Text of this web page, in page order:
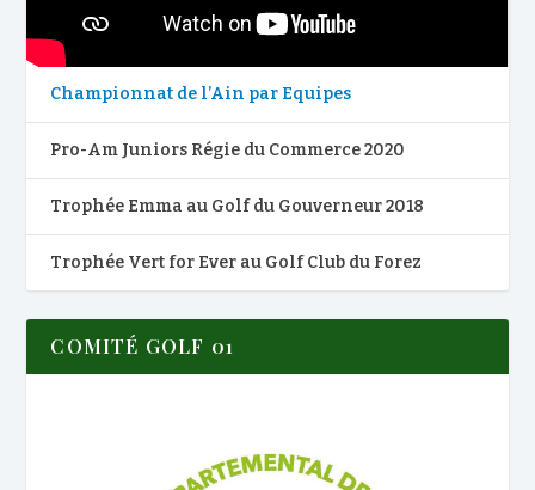
Championnat de l’Ain par Equipes
Pro-Am Juniors Régie du Commerce 2020
Trophée Emma au Golf du Gouverneur 2018
Trophée Vert for Ever au Golf Club du Forez
COMITÉ GOLF 01